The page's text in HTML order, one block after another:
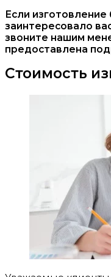
Если
заинтересовало
звоните нашим
предоставлена
Стоимость